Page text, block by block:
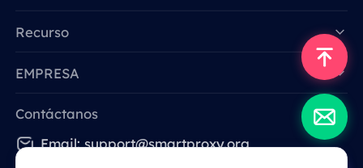
Recurso
EMPRESA
Contáctanos
Email: support@smartproxy.org